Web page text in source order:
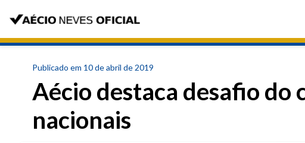
Publicado em 10 de abril de 2019
Aécio destaca desafio
nacionais